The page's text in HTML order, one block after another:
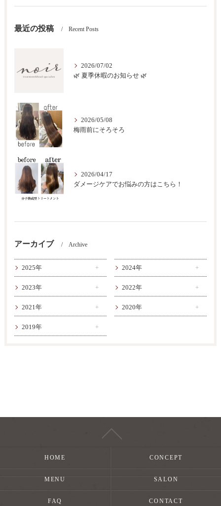
最近の投稿 Recent Posts
2026/07/02
🌿 夏季休暇のお知らせ 🌿
2026/05/08
梅雨前にそろそろ
2026/04/17
ダメージケアでお悩みの方はこちら！
アーカイブ Archive
2025年 2024年
2023年 2022年
2021年 2020年
2019年
HOME CONCEPT
MENU SALON
FAQ CONTACT